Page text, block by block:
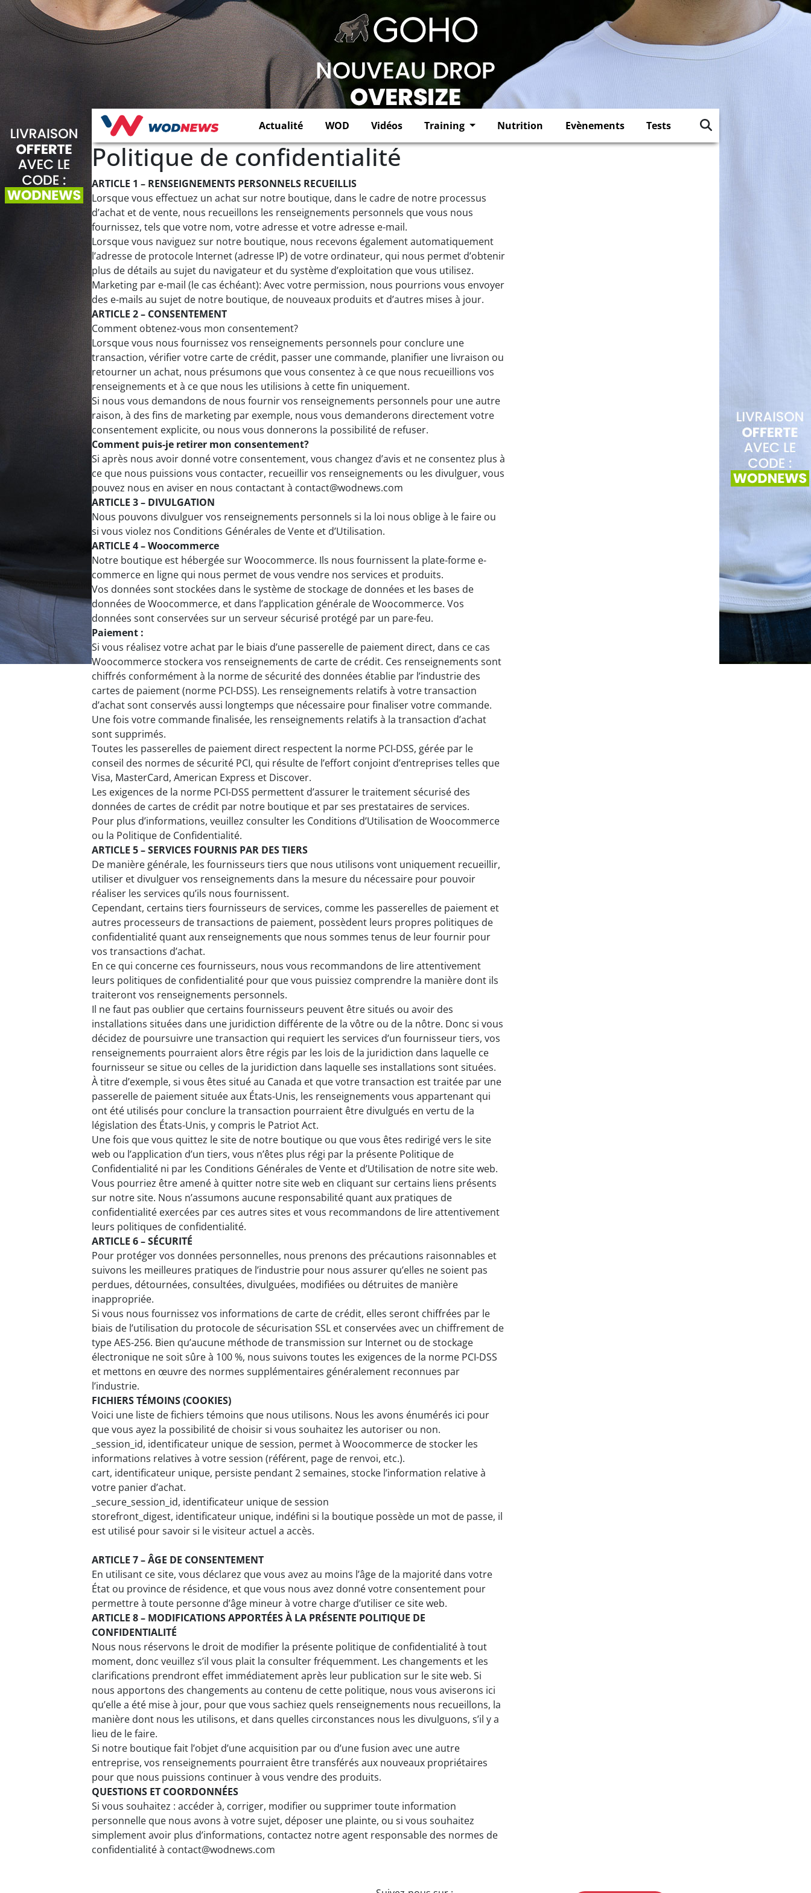
Actualité WOD Vidéos Training Nutrition Evènements Tests
Politique de confidentialité
ARTICLE 1 – RENSEIGNEMENTS PERSONNELS RECUEILLIS
Lorsque vous effectuez un achat sur notre boutique, dans le cadre de notre processus
d’achat et de vente, nous recueillons les renseignements personnels que vous nous
fournissez, tels que votre nom, votre adresse et votre adresse e-mail.
Lorsque vous naviguez sur notre boutique, nous recevons également automatiquement
l’adresse de protocole Internet (adresse IP) de votre ordinateur, qui nous permet d’obtenir
plus de détails au sujet du navigateur et du système d’exploitation que vous utilisez.
Marketing par e-mail (le cas échéant): Avec votre permission, nous pourrions vous envoyer
des e-mails au sujet de notre boutique, de nouveaux produits et d’autres mises à jour.
ARTICLE 2 – CONSENTEMENT
Comment obtenez-vous mon consentement?
Lorsque vous nous fournissez vos renseignements personnels pour conclure une
transaction, vérifier votre carte de crédit, passer une commande, planifier une livraison ou
retourner un achat, nous présumons que vous consentez à ce que nous recueillions vos
renseignements et à ce que nous les utilisions à cette fin uniquement.
Si nous vous demandons de nous fournir vos renseignements personnels pour une autre
raison, à des fins de marketing par exemple, nous vous demanderons directement votre
consentement explicite, ou nous vous donnerons la possibilité de refuser.
Comment puis-je retirer mon consentement?
Si après nous avoir donné votre consentement, vous changez d’avis et ne consentez plus à
ce que nous puissions vous contacter, recueillir vos renseignements ou les divulguer, vous
pouvez nous en aviser en nous contactant à contact@wodnews.com
ARTICLE 3 – DIVULGATION
Nous pouvons divulguer vos renseignements personnels si la loi nous oblige à le faire ou
si vous violez nos Conditions Générales de Vente et d’Utilisation.
ARTICLE 4 – Woocommerce
Notre boutique est hébergée sur Woocommerce. Ils nous fournissent la plate-forme e-
commerce en ligne qui nous permet de vous vendre nos services et produits.
Vos données sont stockées dans le système de stockage de données et les bases de
données de Woocommerce, et dans l’application générale de Woocommerce. Vos
données sont conservées sur un serveur sécurisé protégé par un pare-feu.
Paiement :
Si vous réalisez votre achat par le biais d’une passerelle de paiement direct, dans ce cas
Woocommerce stockera vos renseignements de carte de crédit. Ces renseignements sont
chiffrés conformément à la norme de sécurité des données établie par l’industrie des
cartes de paiement (norme PCI-DSS). Les renseignements relatifs à votre transaction
d’achat sont conservés aussi longtemps que nécessaire pour finaliser votre commande.
Une fois votre commande finalisée, les renseignements relatifs à la transaction d’achat
sont supprimés.
Toutes les passerelles de paiement direct respectent la norme PCI-DSS, gérée par le
conseil des normes de sécurité PCI, qui résulte de l’effort conjoint d’entreprises telles que
Visa, MasterCard, American Express et Discover.
Les exigences de la norme PCI-DSS permettent d’assurer le traitement sécurisé des
données de cartes de crédit par notre boutique et par ses prestataires de services.
Pour plus d’informations, veuillez consulter les Conditions d’Utilisation de Woocommerce
ou la Politique de Confidentialité.
ARTICLE 5 – SERVICES FOURNIS PAR DES TIERS
De manière générale, les fournisseurs tiers que nous utilisons vont uniquement recueillir,
utiliser et divulguer vos renseignements dans la mesure du nécessaire pour pouvoir
réaliser les services qu’ils nous fournissent.
Cependant, certains tiers fournisseurs de services, comme les passerelles de paiement et
autres processeurs de transactions de paiement, possèdent leurs propres politiques de
confidentialité quant aux renseignements que nous sommes tenus de leur fournir pour
vos transactions d’achat.
En ce qui concerne ces fournisseurs, nous vous recommandons de lire attentivement
leurs politiques de confidentialité pour que vous puissiez comprendre la manière dont ils
traiteront vos renseignements personnels.
Il ne faut pas oublier que certains fournisseurs peuvent être situés ou avoir des
installations situées dans une juridiction différente de la vôtre ou de la nôtre. Donc si vous
décidez de poursuivre une transaction qui requiert les services d’un fournisseur tiers, vos
renseignements pourraient alors être régis par les lois de la juridiction dans laquelle ce
fournisseur se situe ou celles de la juridiction dans laquelle ses installations sont situées.
À titre d’exemple, si vous êtes situé au Canada et que votre transaction est traitée par une
passerelle de paiement située aux États-Unis, les renseignements vous appartenant qui
ont été utilisés pour conclure la transaction pourraient être divulgués en vertu de la
législation des États-Unis, y compris le Patriot Act.
Une fois que vous quittez le site de notre boutique ou que vous êtes redirigé vers le site
web ou l’application d’un tiers, vous n’êtes plus régi par la présente Politique de
Confidentialité ni par les Conditions Générales de Vente et d’Utilisation de notre site web.
Vous pourriez être amené à quitter notre site web en cliquant sur certains liens présents
sur notre site. Nous n’assumons aucune responsabilité quant aux pratiques de
confidentialité exercées par ces autres sites et vous recommandons de lire attentivement
leurs politiques de confidentialité.
ARTICLE 6 – SÉCURITÉ
Pour protéger vos données personnelles, nous prenons des précautions raisonnables et
suivons les meilleures pratiques de l’industrie pour nous assurer qu’elles ne soient pas
perdues, détournées, consultées, divulguées, modifiées ou détruites de manière
inappropriée.
Si vous nous fournissez vos informations de carte de crédit, elles seront chiffrées par le
biais de l’utilisation du protocole de sécurisation SSL et conservées avec un chiffrement de
type AES-256. Bien qu’aucune méthode de transmission sur Internet ou de stockage
électronique ne soit sûre à 100 %, nous suivons toutes les exigences de la norme PCI-DSS
et mettons en œuvre des normes supplémentaires généralement reconnues par
l’industrie.
FICHIERS TÉMOINS (COOKIES)
Voici une liste de fichiers témoins que nous utilisons. Nous les avons énumérés ici pour
que vous ayez la possibilité de choisir si vous souhaitez les autoriser ou non.
_session_id, identificateur unique de session, permet à Woocommerce de stocker les
informations relatives à votre session (référent, page de renvoi, etc.).
cart, identificateur unique, persiste pendant 2 semaines, stocke l’information relative à
votre panier d’achat.
_secure_session_id, identificateur unique de session
storefront_digest, identificateur unique, indéfini si la boutique possède un mot de passe, il
est utilisé pour savoir si le visiteur actuel a accès.
ARTICLE 7 – ÂGE DE CONSENTEMENT
En utilisant ce site, vous déclarez que vous avez au moins l’âge de la majorité dans votre
État ou province de résidence, et que vous nous avez donné votre consentement pour
permettre à toute personne d’âge mineur à votre charge d’utiliser ce site web.
ARTICLE 8 – MODIFICATIONS APPORTÉES À LA PRÉSENTE POLITIQUE DE
CONFIDENTIALITÉ
Nous nous réservons le droit de modifier la présente politique de confidentialité à tout
moment, donc veuillez s’il vous plait la consulter fréquemment. Les changements et les
clarifications prendront effet immédiatement après leur publication sur le site web. Si
nous apportons des changements au contenu de cette politique, nous vous aviserons ici
qu’elle a été mise à jour, pour que vous sachiez quels renseignements nous recueillons, la
manière dont nous les utilisons, et dans quelles circonstances nous les divulguons, s’il y a
lieu de le faire.
Si notre boutique fait l’objet d’une acquisition par ou d’une fusion avec une autre
entreprise, vos renseignements pourraient être transférés aux nouveaux propriétaires
pour que nous puissions continuer à vous vendre des produits.
QUESTIONS ET COORDONNÉES
Si vous souhaitez : accéder à, corriger, modifier ou supprimer toute information
personnelle que nous avons à votre sujet, déposer une plainte, ou si vous souhaitez
simplement avoir plus d’informations, contactez notre agent responsable des normes de
confidentialité à contact@wodnews.com